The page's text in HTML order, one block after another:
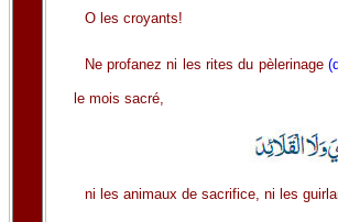
O les croyants!
Ne profanez ni les rites du pèlerinage
le mois sacré,
ni les animaux de sacrifice, ni les